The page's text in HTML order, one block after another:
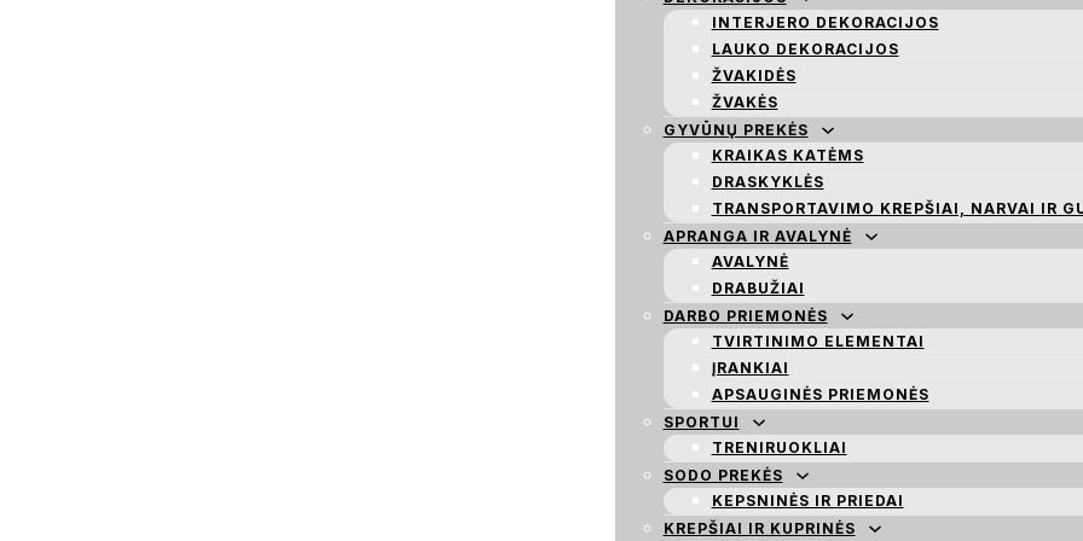
INTERJERO DEKORACIJOS
LAUKO DEKORACIJOS
ŽVAKIDĖS
ŽVAKĖS
GYVŪNŲ PREKĖS
KRAIKAS KATĖMS
DRASKYKLĖS
TRANSPORTAVIMO KREPŠIAI, NARVAI IR
APRANGA IR AVALYNĖ
AVALYNĖ
DRABUŽIAI
DARBO PRIEMONĖS
TVIRTINIMO ELEMENTAI
ĮRANKIAI
APSAUGINĖS PRIEMONĖS
SPORTUI
TRENIRUOKLIAI
SODO PREKĖS
KEPSNINĖS IR PRIEDAI
KREPŠIAI IR KUPRINĖS